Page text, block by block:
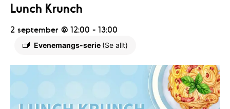
Lunch Krunch
2 september @ 12:00 - 13:00
Evenemangs-serie (Se allt)